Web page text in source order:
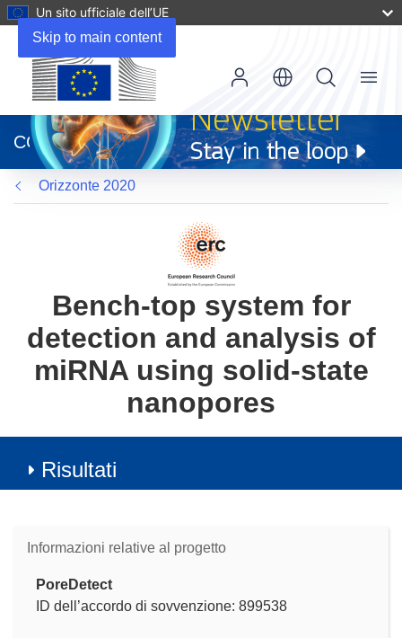
Skip to main content
Un sito ufficiale dell’UE
apre
in
una
nuova
finestra)
CORDIS
Menu
Orizzonte 2020
Bench-top system for
detection and analysis of
miRNA using solid-state
nanopores
Risultati
Informazioni relative al progetto
PoreDetect
ID dell’accordo di sovvenzione: 899538